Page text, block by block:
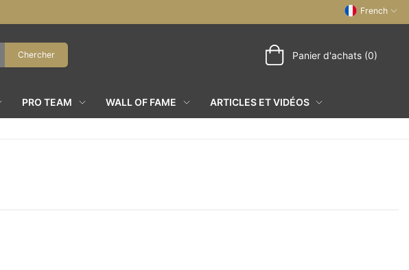
French
Chercher Panier d'achats (0)
PRO TEAM WALL OF FAME ARTICLES ET VIDÉOS